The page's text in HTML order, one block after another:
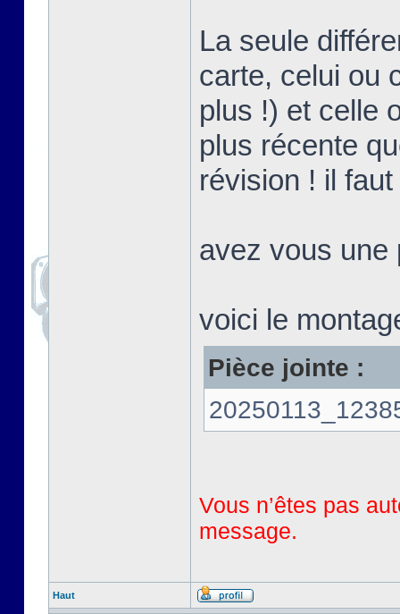
La seule
carte, celui ou
plus !) et celle
plus récente
révision ! il
avez vous une
voici le
Pièce jointe :
Vous n’êtes pas
message.
Haut